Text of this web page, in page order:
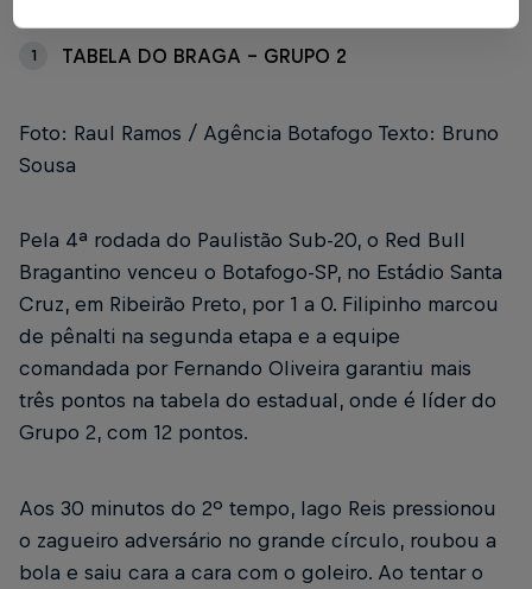
1 TABELA DO BRAGA - GRUPO 2
Foto: Raul Ramos / Agência Botafogo Texto: Bruno
Sousa
Pela 4ª rodada do Paulistão Sub-20, o Red Bull
Bragantino venceu o Botafogo-SP, no Estádio Santa
Cruz, em Ribeirão Preto, por 1 a 0. Filipinho marcou
de pênalti na segunda etapa e a equipe
comandada por Fernando Oliveira garantiu mais
três pontos na tabela do estadual, onde é líder do
Grupo 2, com 12 pontos.
Aos 30 minutos do 2º tempo, Iago Reis pressionou
o zagueiro adversário no grande círculo, roubou a
bola e saiu cara a cara com o goleiro. Ao tentar o